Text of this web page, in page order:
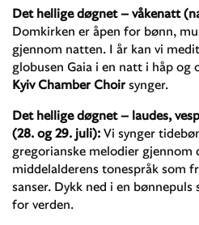
Det hellige døgnet – våkenatt
Domkirken er åpen for bønn,
gjennom natten. I år kan vi
globusen Gaia i en natt i håp og
Kyiv Chamber Choir synger.
Det hellige døgnet – laudes,
(28. og 29. juli): Vi synger
gregorianske melodier gjennom
middelalderens tonespråk som
sanser. Dykk ned i en
for verden.